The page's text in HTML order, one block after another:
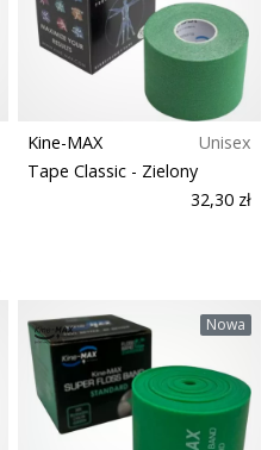
Kine-MAX
Unisex
Tape Classic - Zielony
32,30 zł
Nowa